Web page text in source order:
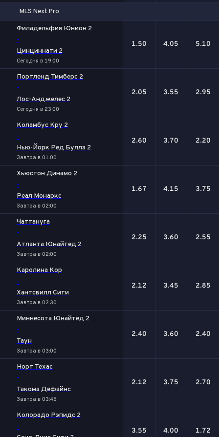
MLS Next Pro
Филадельфия Юнион 2
-
Цинциннати 2
Сегодня в 19:00
1.50 4.05 5.10
Портленд Тимберс 2
-
Лос-Анджелес 2
Сегодня в 23:00
2.05 3.55 2.95
Коламбус Кру 2
-
Нью-Йорк Ред Буллз 2
Завтра в 01:00
2.60 3.70 2.20
Хьюстон Динамо 2
-
Реал Монаркс
Завтра в 02:00
1.67 4.15 3.75
Чаттануга
-
Атланта Юнайтед 2
Завтра в 02:00
2.25 3.60 2.55
Каролина Кор
-
Хантсвилл Сити
Завтра в 02:30
2.12 3.45 2.85
Миннесота Юнайтед 2
-
Таун
Завтра в 03:00
2.40 3.60 2.40
Норт Техас
-
Такома Дефайнс
Завтра в 03:45
2.12 3.75 2.70
Колорадо Рэпидс 2
- 3.55 4.00 1.72